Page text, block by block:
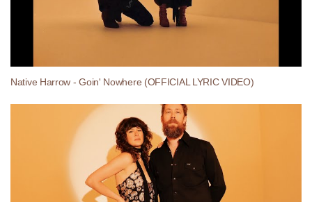
Native Harrow - Goin' Nowhere (OFFICIAL LYRIC VIDEO)